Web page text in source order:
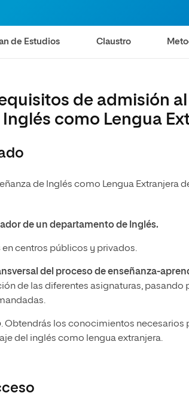
Internacionales
Internacional
de Organización y
de Estudios Claustro
de admisión
Inglés como Lengua
de Inglés como Lengua Extranjera
de un departamento de Inglés.
en centros públicos y privados.
del proceso de enseñanza-
de las diferentes asignaturas,
. Obtendrás los conocimientos
del inglés como lengua extranjera.